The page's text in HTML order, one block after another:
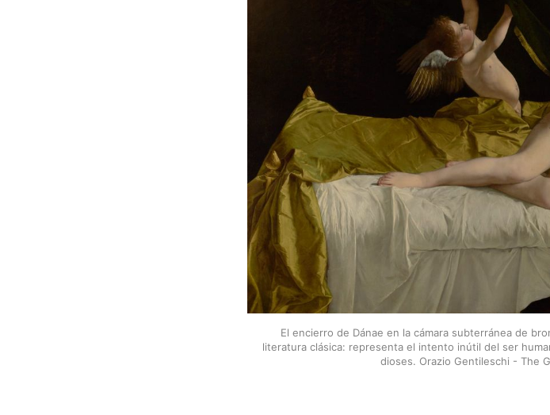
El encierro de Dánae en la cámara subterránea de
literatura clásica: representa el intento inútil del ser
dioses. Orazio Gentileschi - The